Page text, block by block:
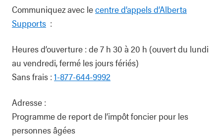
Communiquez avec lecentre d’appels d’Alberta
Supports :
Heures d’ouverture : de 7 h 30 à 20 h (ouvert du lundi
au vendredi, fermé les jours fériés)
Sans frais : 1-877-644-9992
Adresse :
Programme de report de l’impôt foncier pour les
personnes âgées